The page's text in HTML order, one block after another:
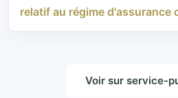
relatif au régime d'assurance
Voir sur service-